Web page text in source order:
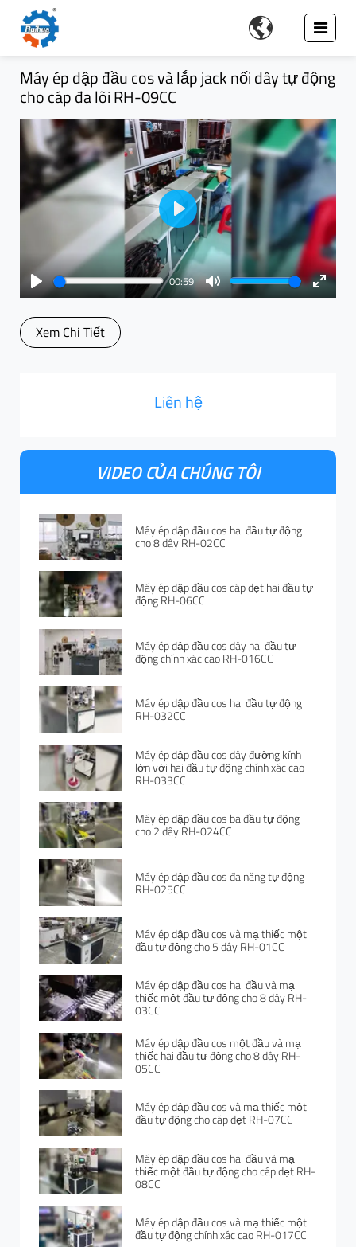

Máy ép dập đầu cos và lắp jack nối dây tự động
cho cáp đa lõi RH-09CC
Play
00:59
Mute
Enter
Play
Xem Chi Tiết
Liên hệ
VIDEO CỦA CHÚNG TÔI
Máy ép dập đầu cos hai đầu tự động
cho 8 dây RH-02CC
Máy ép dập đầu cos cáp dẹt hai đầu tự
động RH-06CC
Máy ép dập đầu cos dây hai đầu tự
động chính xác cao RH-016CC
Máy ép dập đầu cos hai đầu tự động
RH-032CC
Máy ép dập đầu cos dây đường kính
lớn với hai đầu tự động chính xác cao
RH-033CC
Máy ép dập đầu cos ba đầu tự động
cho 2 dây RH-024CC
Máy ép dập đầu cos đa năng tự động
RH-025CC
Máy ép dập đầu cos và mạ thiếc một
đầu tự động cho 5 dây RH-01CC
Máy ép dập đầu cos hai đầu và mạ
thiếc một đầu tự động cho 8 dây RH-
03CC
Máy ép dập đầu cos một đầu và mạ
thiếc hai đầu tự động cho 8 dây RH-
05CC
Máy ép dập đầu cos và mạ thiếc một
đầu tự động cho cáp dẹt RH-07CC
Máy ép dập đầu cos hai đầu và mạ
thiếc một đầu tự động cho cáp dẹt RH-
08CC
Máy ép dập đầu cos và mạ thiếc một
đầu tự động chính xác cao RH-017CC